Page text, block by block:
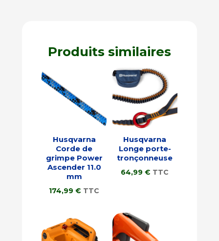
Produits similaires
Husqvarna
Corde de
grimpe Power
Ascender 11.0
mm
174,99€ TTC
Husqvarna
Longe porte-
tronçonneuse
64,99€ TTC